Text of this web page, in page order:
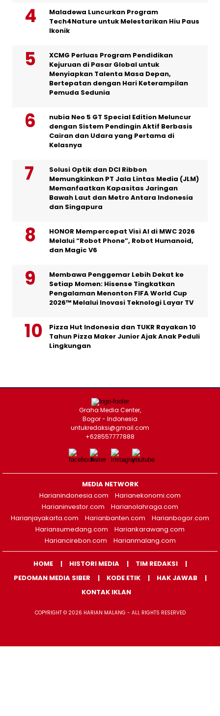
Maladewa Luncurkan Program
Tech4Nature untuk Melestarikan Hiu Paus
Ikonik
XCMG Perluas Program Pendidikan
Kejuruan di Pasar Global untuk
Menyiapkan Talenta Masa Depan,
Bertepatan dengan Hari Keterampilan
Pemuda Sedunia
nubia Neo 5 GT Special Edition Meluncur
dengan Sistem Pendingin Aktif Berbasis
Cairan dan Udara yang Pertama di
Kelasnya
Solusi Optik dan DCI Ribbon
Memungkinkan PT Jala Lintas Media (JLM)
Memanfaatkan Kapasitas Jaringan
Bawah Laut dan Metro Antara Indonesia
dan Singapura
HONOR Mempercepat Visi AI di MWC 2026
Melalui “Robot Phone”, Robot Humanoid,
dan Magic V6
Membawa Penggemar Lebih Dekat ke
Setiap Momen: Hisense Tingkatkan
Pengalaman Menonton FIFA World Cup
2026™ Melalui Inovasi Teknologi Layar TV
Pizza Hut Indonesia dan TUKR Rayakan 10
Tahun Pizza Maker Junior Ajak Anak Peduli
Lingkungan
Graha Media Center,
Bogor - Indonesia
untukredaksi@gmail.com
+628557777888
MEDIA NETWORK
Harianindonesia.com
Harianekonomi.com
Harianinvestor.com
Harianolahraga.com
Harianjayakarta.com
Harianbanten.com
Harianbogor.com
Hariansumedang.com
Hariankarawang.com
Hariancirebon.com
Harianmalang.com
HOME HISTORI MEDIA
TIM REDAKSI
PEDOMAN MEDIA SIBER
KODE ETIK
HAK JAWAB
KONTAK IKLAN
COPYRIGHT © 2026 HARIAN MALANG - ALL RIGHTS RESERVED